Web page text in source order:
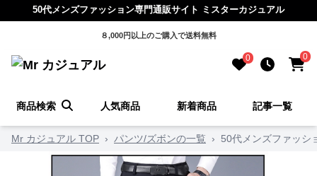
50代メンズファッション専門通販サイト ミスターカジュアル
８,000円以上のご購入で送料無料
0 0
商品検索 人気商品 新着商品 記事一覧
Mr カジュアル TOP › パンツ/ズボンの一覧 › 50代メンズファッシ